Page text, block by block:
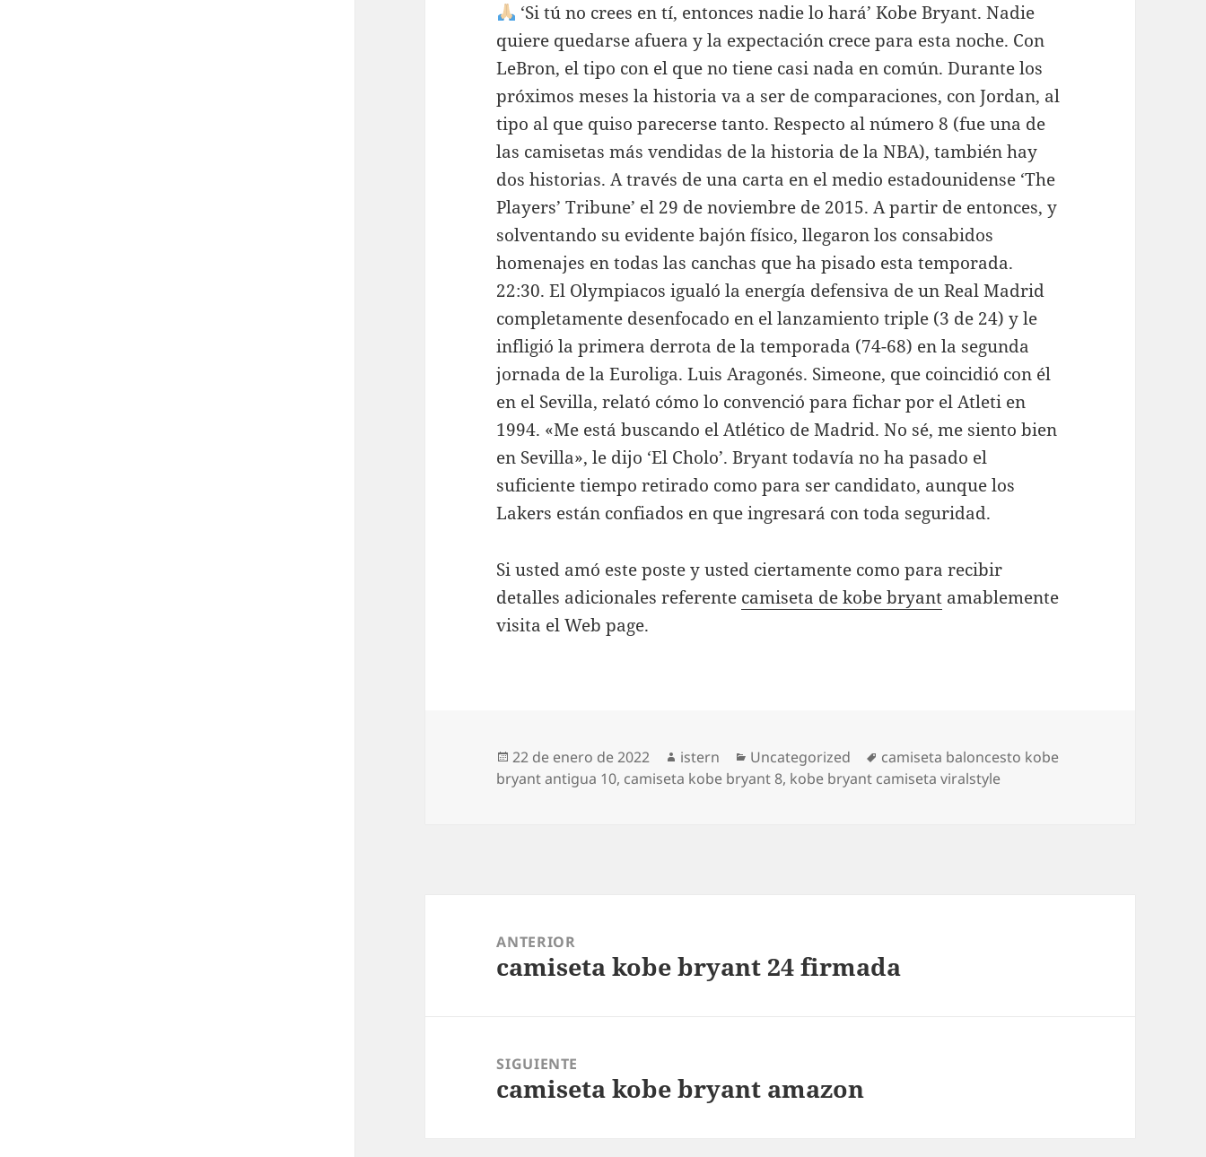
‘Si tú no crees en tí, entonces nadie lo hará’ Kobe Bryant. Nadie
quiere quedarse afuera y la expectación crece para esta noche. Con
LeBron, el tipo con el que no tiene casi nada en común. Durante los
próximos meses la historia va a ser de comparaciones, con Jordan, al
tipo al que quiso parecerse tanto. Respecto al número 8 (fue una de
las camisetas más vendidas de la historia de la NBA), también hay
dos historias. A través de una carta en el medio estadounidense ‘The
Players’ Tribune’ el 29 de noviembre de 2015. A partir de entonces, y
solventando su evidente bajón físico, llegaron los consabidos
homenajes en todas las canchas que ha pisado esta temporada.
22:30. El Olympiacos igualó la energía defensiva de un Real Madrid
completamente desenfocado en el lanzamiento triple (3 de 24) y le
infligió la primera derrota de la temporada (74-68) en la segunda
jornada de la Euroliga. Luis Aragonés. Simeone, que coincidió con él
en el Sevilla, relató cómo lo convenció para fichar por el Atleti en
1994. «Me está buscando el Atlético de Madrid. No sé, me siento bien
en Sevilla», le dijo ‘El Cholo’. Bryant todavía no ha pasado el
suficiente tiempo retirado como para ser candidato, aunque los
Lakers están confiados en que ingresará con toda seguridad.
Si usted amó este poste y usted ciertamente como para recibir
detalles adicionales referente camiseta de kobe bryant amablemente
visita el Web page.
Publicado
el
22 de enero de 2022 Autor
istern Categorías
Uncategorized Etiquetas
camiseta baloncesto kobe
bryant antigua 10, camiseta kobe bryant 8, kobe bryant camiseta viralstyle
entradas
ANTERIOR
Entrada
camiseta kobe bryant 24 firmada
SIGUIENTE
Entrada
camiseta kobe bryant amazon